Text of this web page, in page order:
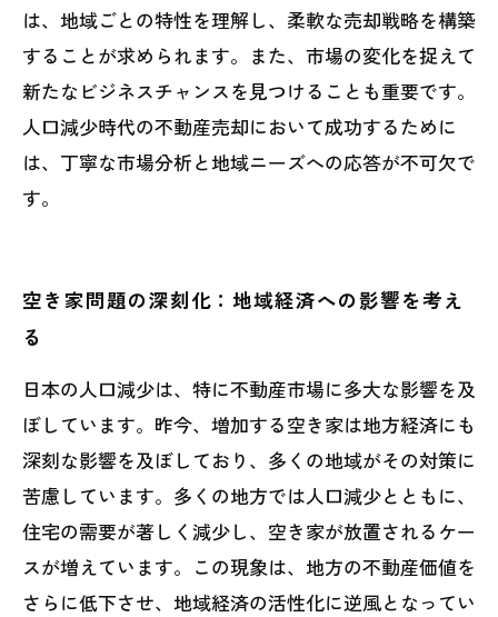
は、地域ごとの特性を理解し、柔軟な売却戦略を構築
することが求められます。また、市場の変化を捉えて
新たなビジネスチャンスを見つけることも重要です。
人口減少時代の不動産売却において成功するために
は、丁寧な市場分析と地域ニーズへの応答が不可欠で
す。
空き家問題の深刻化：地域経済への影響を考え
る
日本の人口減少は、特に不動産市場に多大な影響を及
ぼしています。昨今、増加する空き家は地方経済にも
深刻な影響を及ぼしており、多くの地域がその対策に
苦慮しています。多くの地方では人口減少とともに、
住宅の需要が著しく減少し、空き家が放置されるケー
スが増えています。この現象は、地方の不動産価値を
さらに低下させ、地域経済の活性化に逆風となってい